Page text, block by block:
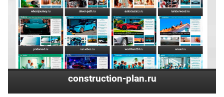
construction-plan.ru